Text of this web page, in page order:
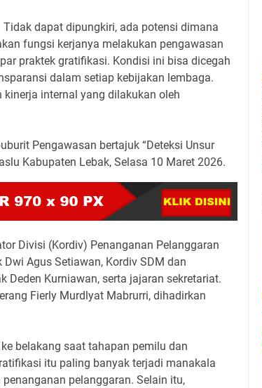
Tidak dapat dipungkiri, ada potensi dimana
fungsi kerjanya melakukan pengawasan
praktek gratifikasi. Kondisi ini bisa dicegah
dalam setiap kebijakan lembaga.
internal yang dilakukan oleh
Pengawasan bertajuk “Deteksi Unsur
Kabupaten Lebak, Selasa 10 Maret 2026.
Divisi (Kordiv) Penanganan Pelanggaran
Agus Setiawan, Kordiv SDM dan
Deden Kurniawan, serta jajaran sekretariat.
Fierly Murdlyat Mabrurri, dihadirkan
belakang saat tahapan pemilu dan
itu paling banyak terjadi manakala
pelanggaran. Selain itu,